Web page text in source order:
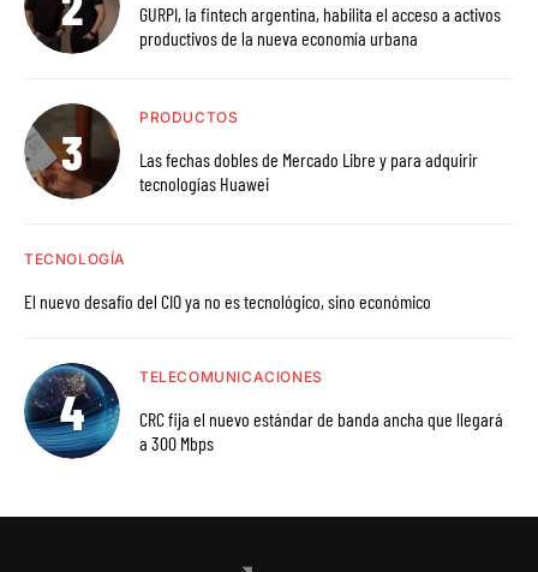
GURPI, la fintech argentina, habilita el acceso a activos
productivos de la nueva economía urbana
PRODUCTOS
Las fechas dobles de Mercado Libre y para adquirir
tecnologías Huawei
TECNOLOGÍA
El nuevo desafío del CIO ya no es tecnológico, sino económico
TELECOMUNICACIONES
CRC fija el nuevo estándar de banda ancha que llegará
a 300 Mbps